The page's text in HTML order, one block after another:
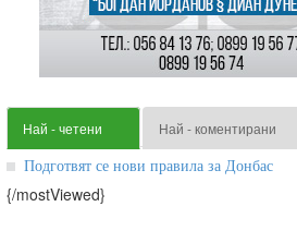
Най - четени Най - коментирани
Подготвят се нови правила за Донбас
{/mostViewed}